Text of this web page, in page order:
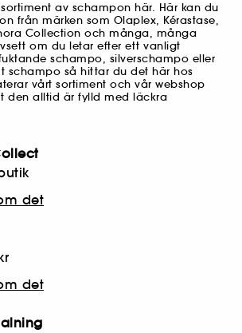
av schampon här. Här kan du
från märken som Olaplex, Kérastase,
Collection och många, många
om du letar efter ett vanligt
schampo, silverschampo eller
schampo så hittar du det här hos
vårt sortiment och vår webshop
den alltid är fylld med läckra
det
det